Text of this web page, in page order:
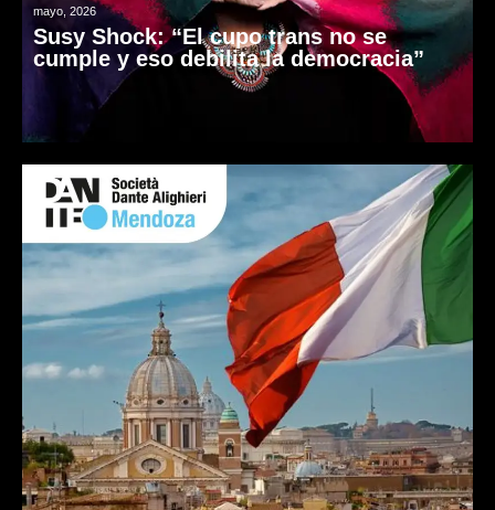
mayo, 2026
Susy Shock: “El cupo trans no se
cumple y eso debilita la democracia”